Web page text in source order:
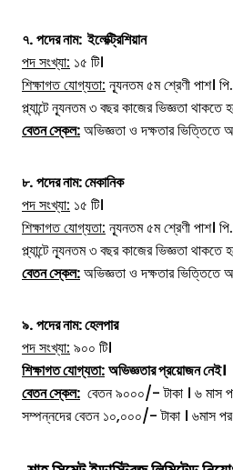
৭.পদের নাম: ইলেক্ট্রিশিয়ান
পদ সংখ্যা: ১৫ টি।
শিক্ষাগত যোগ্যতা: ন্যূনতম ৫ম শ্রেণী পাশ।
প্ল্যান্টে ন্যূনতম ৩ বছর কাজের ভিজ্ঞতা থাকতে
বেতন স্কেল:অভিজ্ঞতা ও দক্ষতার ভিত্তিতে
৮.পদের নাম:মেকানিক
পদ সংখ্যা: ১৫ টি।
শিক্ষাগত যোগ্যতা: ন্যূনতম ৫ম শ্রেণী পাশ।
প্ল্যান্টে ন্যূনতম ৩ বছর কাজের ভিজ্ঞতা থাকতে
বেতন স্কেল:অভিজ্ঞতা ও দক্ষতার ভিত্তিতে
৯.পদের নাম:হেলপার
পদ সংখ্যা: ৯০০ টি।
শিক্ষাগত যোগ্যতা:অভিজ্ঞতার প্রয়োজন নেই।
বেতন স্কেল: বেতন ৯০০০/- টাকা । ৬ মাস
সম্পন্নদের বেতন ১০,০০০/- টাকা । ৬মাস